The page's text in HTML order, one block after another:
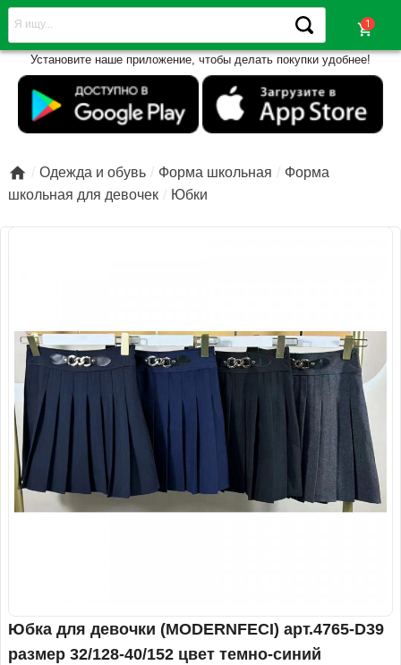
shopping_cart
Установите наше приложение, чтобы делать покупки удобнее!
 Одежда и обувь Форма школьная
Форма
школьная для девочек
Юбки
Юбка для девочки (MODERNFECI) арт.4765-D39
размер 32/128-40/152 цвет темно-синий